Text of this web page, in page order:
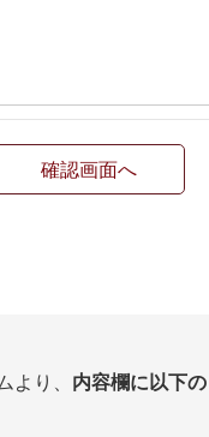
り、 内容欄に以下